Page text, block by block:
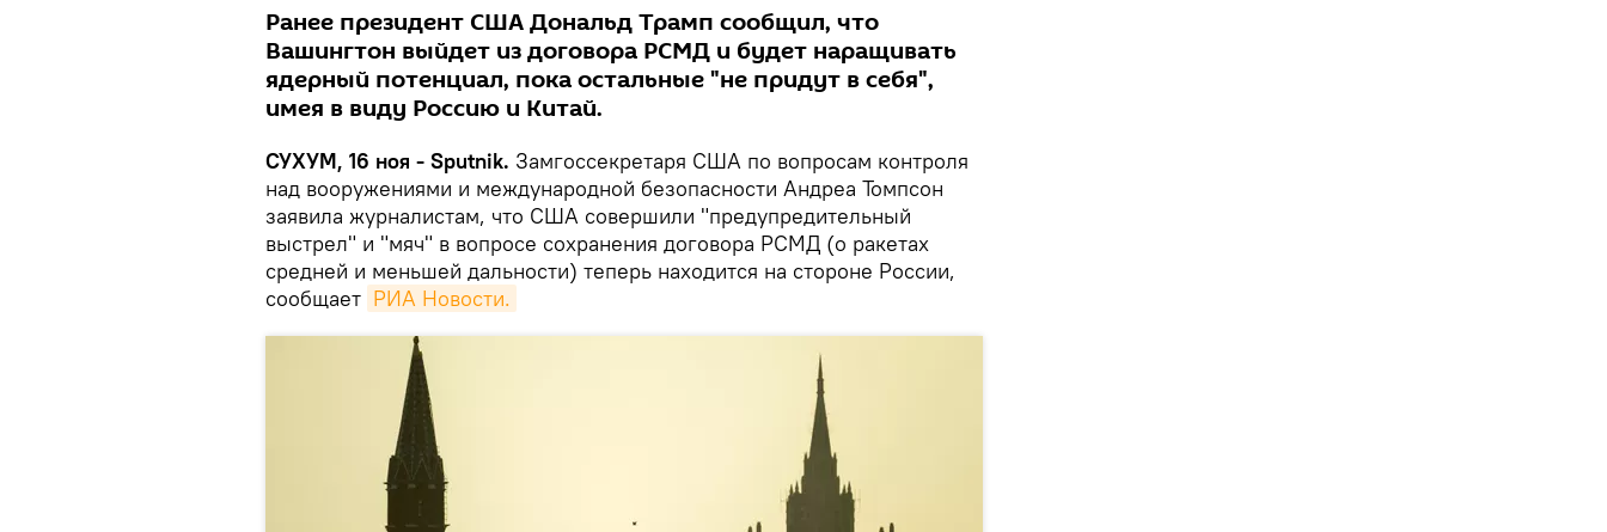
Ранее президент США Дональд Трамп сообщил, что
Вашингтон выйдет из договора РСМД и будет наращивать
ядерный потенциал, пока остальные "не придут в себя",
имея в виду Россию и Китай.
СУХУМ, 16 ноя - Sputnik. Замгоссекретаря США по вопросам контроля
над вооружениями и международной безопасности Андреа Томпсон
заявила журналистам, что США совершили "предупредительный
выстрел" и "мяч" в вопросе сохранения договора РСМД (о ракетах
средней и меньшей дальности) теперь находится на стороне России,
сообщает РИА Новости.